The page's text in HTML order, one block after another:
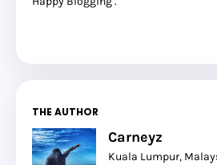
THE AUTHOR
Carneyz
Kuala Lumpur,